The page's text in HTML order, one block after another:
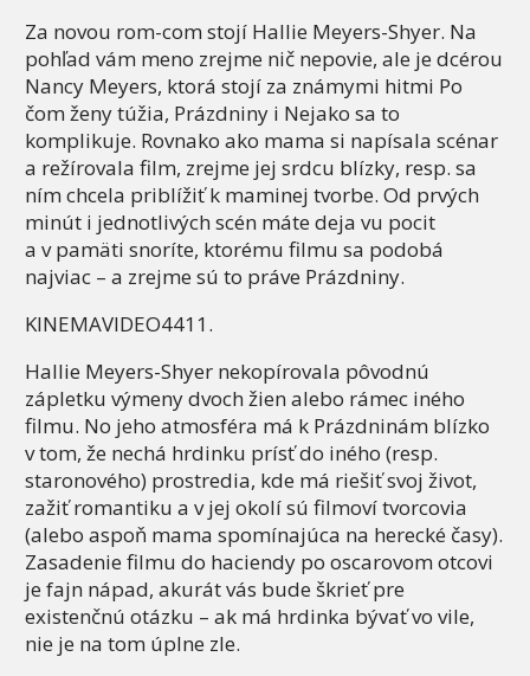
Za novou rom-com stojí Hallie Meyers-Shyer. Na
pohľad vám meno zrejme nič nepovie, ale je dcérou
Nancy Meyers, ktorá stojí za známymi hitmi Po
čom ženy túžia, Prázdniny i Nejako sa to
komplikuje. Rovnako ako mama si napísala scénar
a režírovala film, zrejme jej srdcu blízky, resp. sa
ním chcela priblížiť k maminej tvorbe. Od prvých
minút i jednotlivých scén máte deja vu pocit
a v pamäti snoríte, ktorému filmu sa podobá
najviac – a zrejme sú to práve Prázdniny.
KINEMAVIDEO4411.
Hallie Meyers-Shyer nekopírovala pôvodnú
zápletku výmeny dvoch žien alebo rámec iného
filmu. No jeho atmosféra má k Prázdninám blízko
v tom, že nechá hrdinku prísť do iného (resp.
staronového) prostredia, kde má riešiť svoj život,
zažiť romantiku a v jej okolí sú filmoví tvorcovia
(alebo aspoň mama spomínajúca na herecké časy).
Zasadenie filmu do haciendy po oscarovom otcovi
je fajn nápad, akurát vás bude škrieť pre
existenčnú otázku – ak má hrdinka bývať vo vile,
nie je na tom úplne zle.